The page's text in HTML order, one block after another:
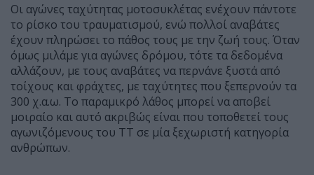
Οι αγώνες ταχύτητας μοτοσυκλέτας ενέχουν πάντοτε
το ρίσκο του τραυματισμού, ενώ πολλοί αναβάτες
έχουν πληρώσει το πάθος τους με την ζωή τους. Όταν
όμως μιλάμε για αγώνες δρόμου, τότε τα δεδομένα
αλλάζουν, με τους αναβάτες να περνάνε ξυστά από
τοίχους και φράχτες, με ταχύτητες που ξεπερνούν τα
300 χ.α.ω. Το παραμικρό λάθος μπορεί να αποβεί
μοιραίο και αυτό ακριβώς είναι που τοποθετεί τους
αγωνιζόμενους του TT σε μία ξεχωριστή κατηγορία
ανθρώπων.